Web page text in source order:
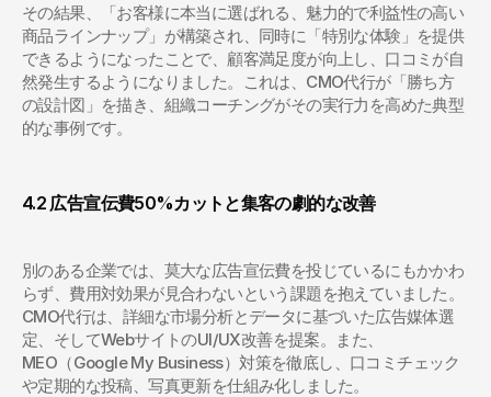
その結果、「お客様に本当に選ばれる、魅力的で利益性の高い
商品ラインナップ」が構築され、同時に「特別な体験」を提供
できるようになったことで、顧客満足度が向上し、口コミが自
然発生するようになりました。これは、CMO代行が「勝ち方
の設計図」を描き、組織コーチングがその実行力を高めた典型
的な事例です。
4.2 広告宣伝費50%カットと集客の劇的な改善
別のある企業では、莫大な広告宣伝費を投じているにもかかわ
らず、費用対効果が見合わないという課題を抱えていました。
CMO代行は、詳細な市場分析とデータに基づいた広告媒体選
定、そしてWebサイトのUI/UX改善を提案。また、
MEO（Google My Business）対策を徹底し、口コミチェック
や定期的な投稿、写真更新を仕組み化しました。